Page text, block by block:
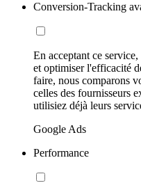
Conversion-Tracking
En acceptant ce
et optimiser l'efficacité
faire, nous comparons
celles des fournisseurs
utilisiez déjà leurs
Google Ads
Performance